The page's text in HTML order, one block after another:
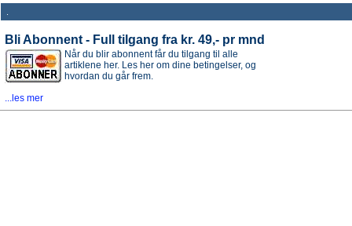
Bli Abonnent - Full tilgang fra kr. 49,- pr mnd
Når du blir abonnent får du tilgang til alle
artiklene her. Les her om dine betingelser, og
hvordan du går frem.
...les mer